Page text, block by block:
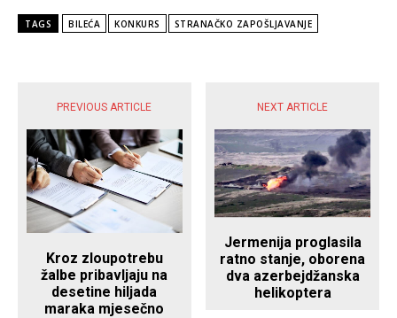
TAGS BILEĆA KONKURS STRANAČKO ZAPOŠLJAVANJE
PREVIOUS ARTICLE
Kroz zloupotrebu
žalbe pribavljaju na
desetine hiljada
maraka mjesečno
NEXT ARTICLE
Jermenija proglasila
ratno stanje, oborena
dva azerbejdžanska
helikoptera